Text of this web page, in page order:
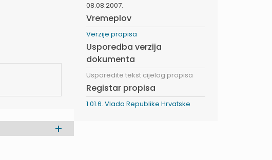
08.08.2007.
Vremeplov
Verzije propisa
Usporedba verzija
dokumenta
Usporedite tekst cijelog propisa
Registar propisa
1.01.6. Vlada Republike Hrvatske